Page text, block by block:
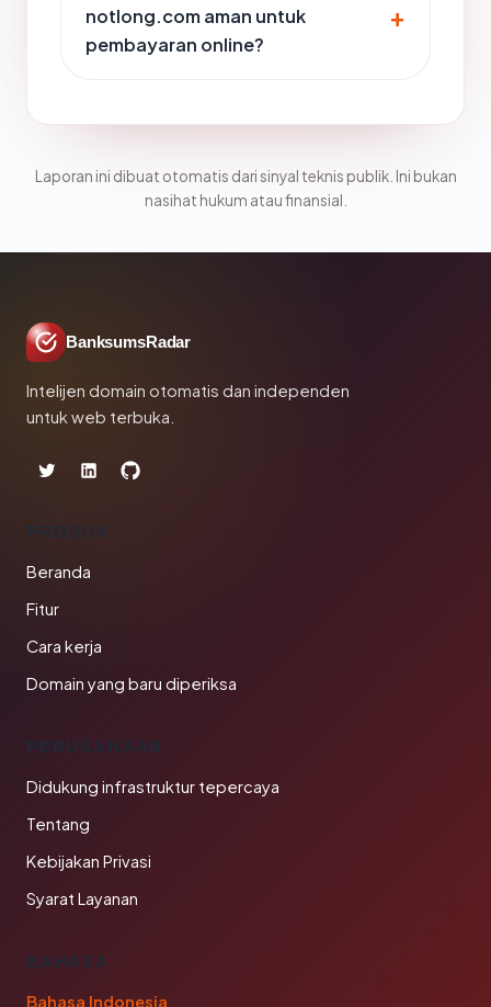
notlong.com aman untuk
pembayaran online?
Laporan ini dibuat otomatis dari sinyal teknis publik. Ini bukan
nasihat hukum atau finansial.
BanksumsRadar
Intelijen domain otomatis dan independen
untuk web terbuka.
PRODUK
Beranda
Fitur
Cara kerja
Domain yang baru diperiksa
PERUSAHAAN
Didukung infrastruktur tepercaya
Tentang
Kebijakan Privasi
Syarat Layanan
BAHASA
Bahasa Indonesia